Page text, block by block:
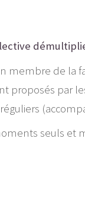
membre de la
proposés par
seuls